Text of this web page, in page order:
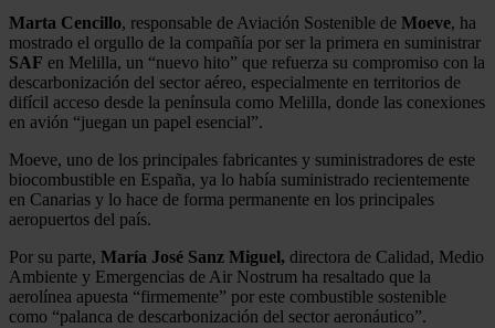
Marta Cencillo, responsable de Aviación Sostenible de Moeve, ha
mostrado el orgullo de la compañía por ser la primera en suministrar
SAF en Melilla, un “nuevo hito” que refuerza su compromiso con la
descarbonización del sector aéreo, especialmente en territorios de
difícil acceso desde la península como Melilla, donde las conexiones
en avión “juegan un papel esencial”.
Moeve, uno de los principales fabricantes y suministradores de este
biocombustible en España, ya lo había suministrado recientemente
en Canarias y lo hace de forma permanente en los principales
aeropuertos del país.
Por su parte, María José Sanz Miguel, directora de Calidad, Medio
Ambiente y Emergencias de Air Nostrum ha resaltado que la
aerolínea apuesta “firmemente” por este combustible sostenible
como “palanca de descarbonización del sector aeronáutico”.